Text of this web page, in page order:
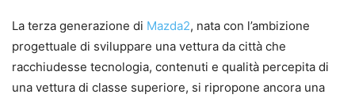
La terza generazione di Mazda2, nata con l’ambizione
progettuale di sviluppare una vettura da città che
racchiudesse tecnologia, contenuti e qualità percepita di
una vettura di classe superiore, si ripropone ancora una